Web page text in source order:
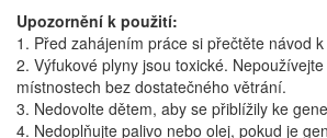
Upozornění k použití:
1. Před zahájením práce si přečtěte návod
2. Výfukové plyny jsou toxické.
místnostech bez dostatečného větrání.
3. Nedovolte dětem, aby se přiblížily ke
4. Nedoplňujte palivo nebo olej, pokud je